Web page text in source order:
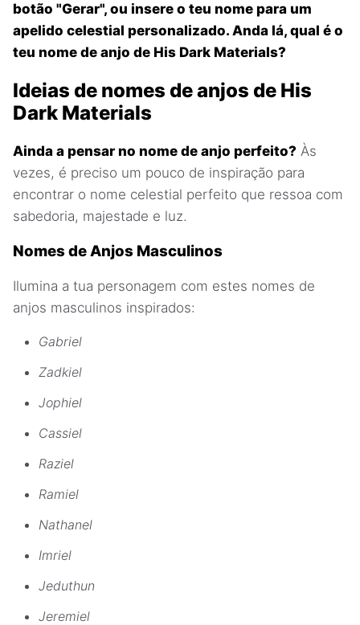
botão "Gerar", ou insere o teu nome para um
apelido celestial personalizado. Anda lá, qual é o
teu nome de anjo de His Dark Materials?
Ideias de nomes de anjos de His
Dark Materials
Ainda a pensar no nome de anjo perfeito? Às
vezes, é preciso um pouco de inspiração para
encontrar o nome celestial perfeito que ressoa com
sabedoria, majestade e luz.
Nomes de Anjos Masculinos
Ilumina a tua personagem com estes nomes de
anjos masculinos inspirados:
Gabriel
Zadkiel
Jophiel
Cassiel
Raziel
Ramiel
Nathanel
Imriel
Jeduthun
Jeremiel